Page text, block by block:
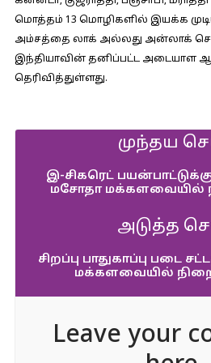
மொத்தம் 13 மொழிகளில் இயக்க
அம்சத்தை லாக் அல்லது அன்லாக்
இந்தியாவின் தனிப்பட்ட அடையாள
தெரிவித்துள்ளது.
முந்தய
இ-சிகரெட்
மசோதா மக்களவையில்
அடுத்த
சிறப்பு பாதுகாப்பு படை
மக்களவையில்
Leave your